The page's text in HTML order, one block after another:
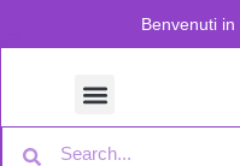
Benvenuti in